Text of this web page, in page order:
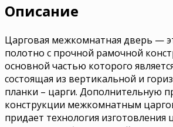
Описание
Царговая межкомнатная дверь —
полотно с прочной рамочной
основной частью которого
состоящая из вертикальной и
планки – царги. Дополнительную
конструкции межкомнатным
придает технология изготовления